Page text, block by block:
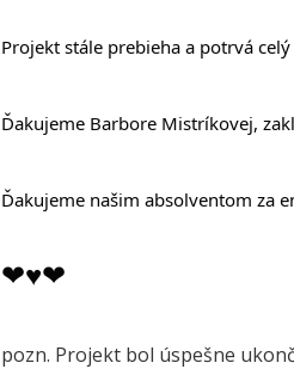
Projekt stále prebieha a potrvá
Ďakujeme Barbore Mistríkovej,
Ďakujeme našim absolventom za
❤♥❤
pozn. Projekt bol úspešne